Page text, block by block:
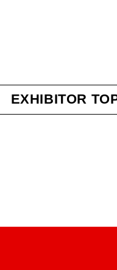
EXHIBITOR